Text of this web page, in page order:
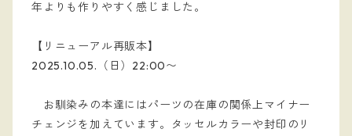
年よりも作りやすく感じました。
【リニューアル再販本】
2025.10.05.（日）22:00〜
お馴染みの本達にはパーツの在庫の関係上マイナー
チェンジを加えています。タッセルカラーや封印のリ